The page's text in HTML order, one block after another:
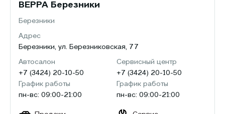
ВЕРРА Березники
Березники
Адрес
Березники, ул. Березниковская, 77
Автосалон
+7 (3424) 20-10-50
График работы
пн-вс: 09:00-21:00
Сервисный центр
+7 (3424) 20-10-50
График работы
пн-вс: 09:00-21:00